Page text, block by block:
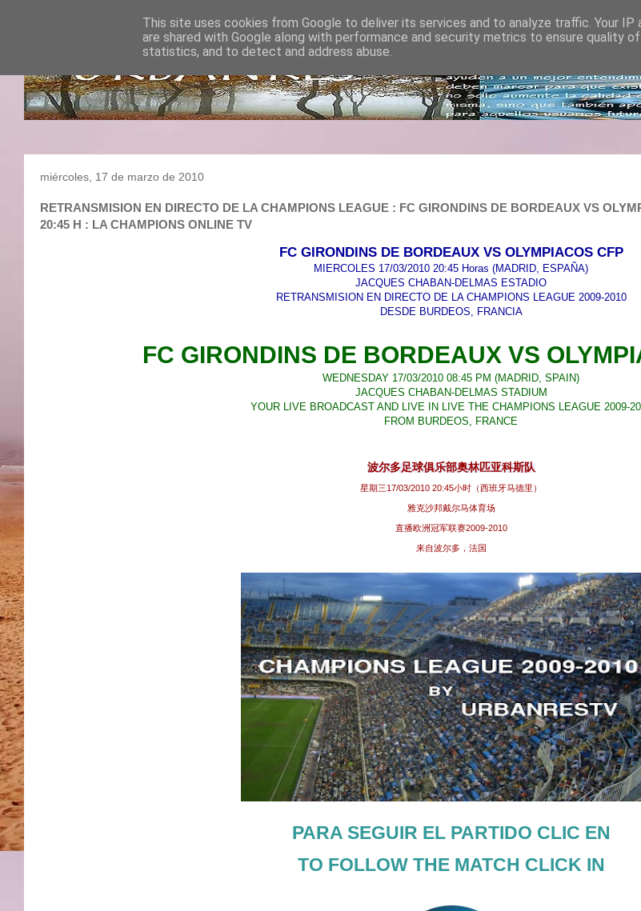
miércoles, 17 de marzo de 2010
RETRANSMISION EN DIRECTO DE LA CHAMPIONS LEAGUE : FC GIRONDINS DE BORDEAUX VS
20:45 H : LA CHAMPIONS ONLINE TV
FC GIRONDINS DE BORDEAUX VS OLYMPIACOS CFP
MIERCOLES 17/03/2010 20:45 Horas (MADRID, ESPAÑA)
JACQUES CHABAN-DELMAS ESTADIO
RETRANSMISION EN DIRECTO DE LA CHAMPIONS LEAGUE 2009-2010
DESDE BURDEOS, FRANCIA
FC GIRONDINS DE BORDEAUX VS
WEDNESDAY 17/03/2010 08:45 PM (MADRID, SPAIN)
JACQUES CHABAN-DELMAS STADIUM
YOUR LIVE BROADCAST AND LIVE IN LIVE THE CHAMPIONS LEAGUE 2009-
FROM BURDEOS, FRANCE
波尔多足球俱乐部奥林匹亚科斯队
星期三17/03/2010 20:45小时（西班牙马德里）
雅克沙邦戴尔马体育场
直播欧洲冠军联赛2009-2010
来自波尔多，法国
PARA SEGUIR EL PARTIDO CLIC EN
TO FOLLOW THE MATCH CLICK IN
This site uses cookies from Google to deliver its services and to analyze traffic. Your IP
are shared with Google along with performance and security metrics to ensure quality
statistics, and to detect and address abuse.